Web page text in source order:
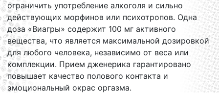
ограничить употребление алкоголя и сильно
действующих морфинов или психотропов. Одна
доза «Виагры» содержит 100 мг активного
вещества, что является максимальной дозировкой
для любого человека, независимо от веса или
комплекции. Прием дженерика гарантировано
повышает качество полового контакта и
эмоциональный окрас оргазма.